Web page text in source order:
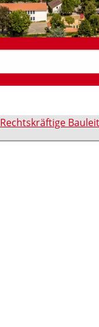
Rechtskräftige